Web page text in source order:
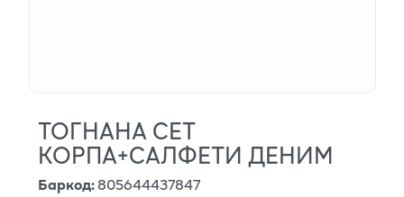
ТОГНАНА СЕТ
КОРПА+САЛФЕТИ ДЕНИМ
Баркод:805644437847